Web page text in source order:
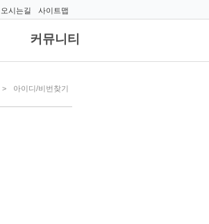
오시는길 사이트맵
커뮤니티
아이디/비번찾기